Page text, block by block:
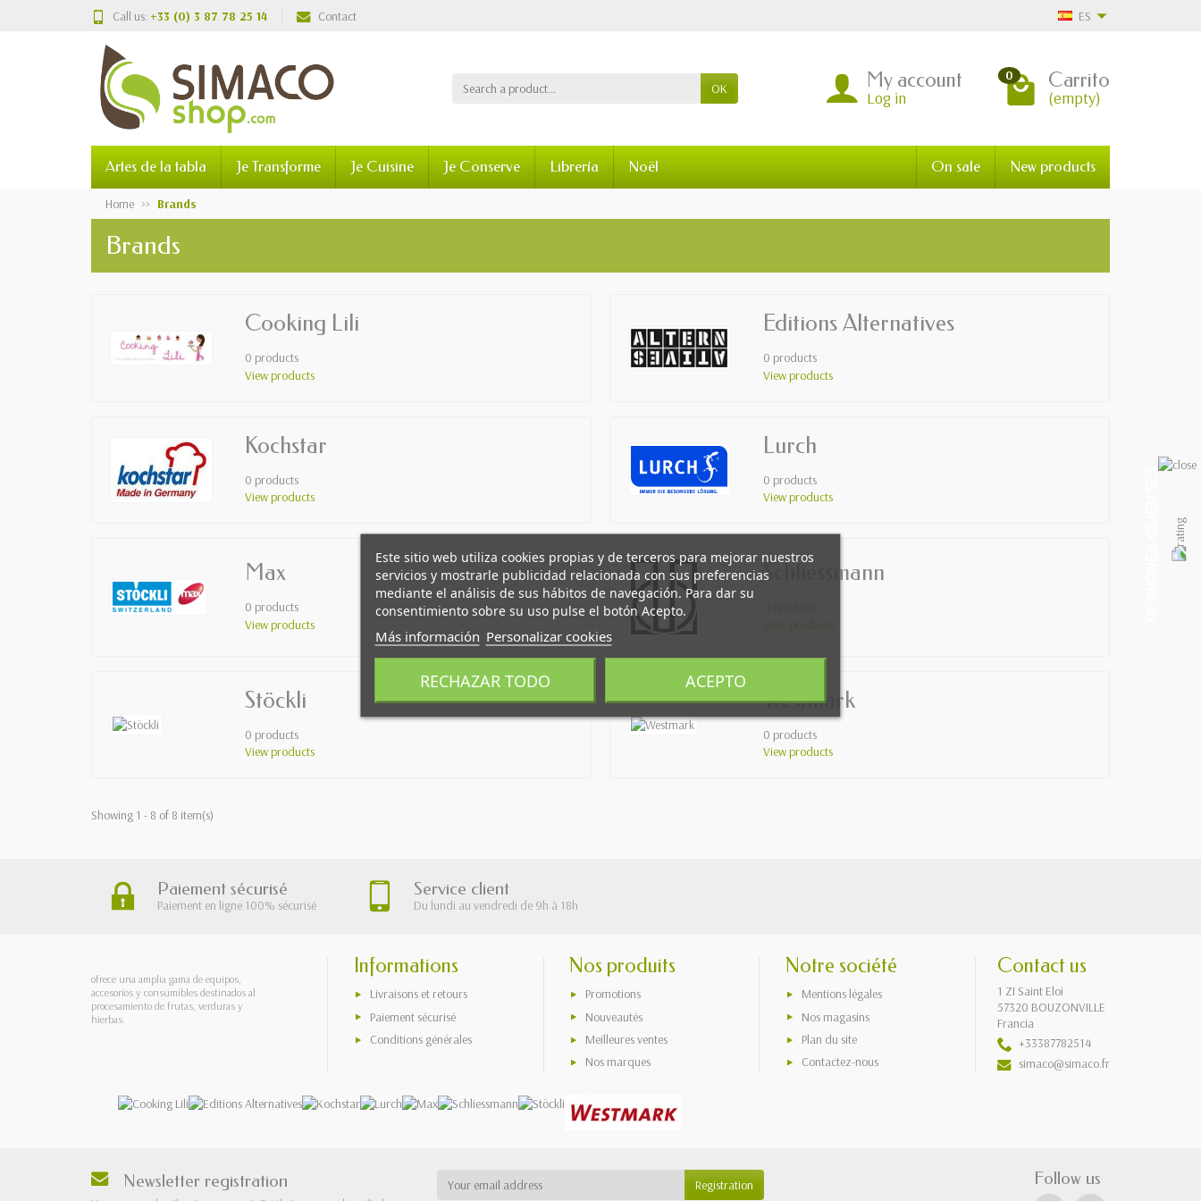
Call us: +33 (0) 3 87 78 25 14 Contact ES
OK My account
Log in
0 Carrito
(empty)
Artes de la tabla Je Transforme Je Cuisine Je Conserve Librería Noël On sale New products
Home Brands
Brands
Cooking Lili
0 products
View products
Editions Alternatives
0 products
View products
Kochstar
0 products
View products
Lurch
0 products
View products
Max
0 products
View products
Schliessmann
View products
Stöckli
0 products
View products
Westmark
0 products
View products
Showing 1 - 8 of 8 item(s)
Paiement sécurisé
Paiement en ligne 100% sécurisé
Service client
Du lundi au vendredi de 9h à 18h
ofrece una amplia gama de equipos,
accesorios y consumibles destinados al
procesamiento de frutas, verduras y
hierbas.
Informations
Livraisons et retours
Paiement sécurisé
Conditions générales
Nos produits
Promotions
Nouveautés
Meilleures ventes
Nos marques
Notre société
Mentions légales
Nos magasins
Plan du site
Contactez-nous
Contact us
1 ZI Saint Eloi
57320 BOUZONVILLE
Francia
+33387782514
simaco@simaco.fr
Este sitio web utiliza cookies propias y de terceros para mejorar nuestros
servicios y mostrarle publicidad relacionada con sus preferencias
mediante el análisis de sus hábitos de navegación. Para dar su
consentimiento sobre su uso pulse el botón Acepto.
Más información Personalizar cookies
RECHAZAR TODO ACEPTO
Newsletter registration Registration Follow us